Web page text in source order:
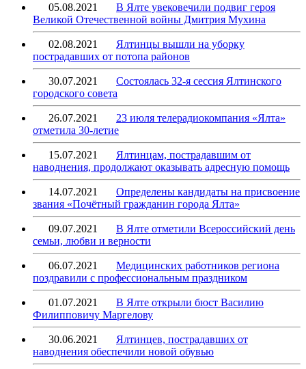
05.08.2021
В Ялте увековечили подвиг героя
Великой Отечественной войны Дмитрия Мухина
02.08.2021
Ялтинцы вышли на уборку
пострадавших от потопа районов
30.07.2021
Состоялась 32-я сессия Ялтинского
городского совета
26.07.2021
23 июля телерадиокомпания «Ялта»
отметила 30-летие
15.07.2021
Ялтинцам, пострадавшим от
наводнения, продолжают оказывать адресную помощь
14.07.2021
Определены кандидаты на присвоение
звания «Почётный гражданин города Ялта»
09.07.2021
В Ялте отметили Всероссийский день
семьи, любви и верности
06.07.2021
Медицинских работников региона
поздравили с профессиональным праздником
01.07.2021
В Ялте открыли бюст Василию
Филипповичу Маргелову
30.06.2021
Ялтинцев, пострадавших от
наводнения обеспечили новой обувью